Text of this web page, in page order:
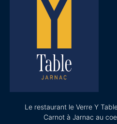
Le restaurant le Verre Y
Carnot à Jarnac au